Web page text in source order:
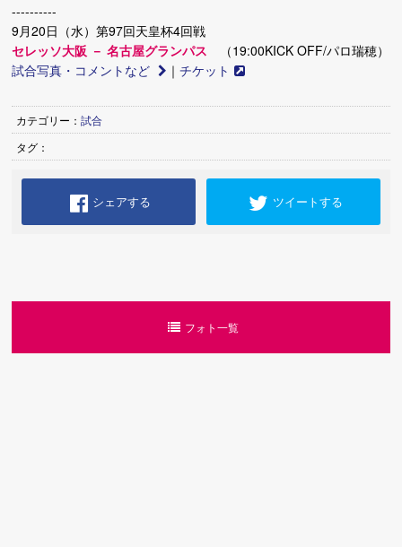
----------
9月20日（水）第97回天皇杯4回戦
セレッソ大阪 － 名古屋グランパス （19:00KICK OFF/パロ瑞穂）
試合写真・コメントなど
｜チケット
カテゴリー：試合
タグ：
シェアする ツイートする
フォト一覧